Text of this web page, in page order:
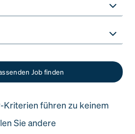
Job finden
Kriterien führen zu keinem
Sie andere